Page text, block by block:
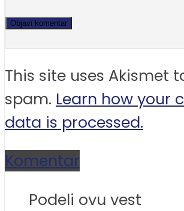
This site uses Akismet
spam. Learn how your
data is processed.
Komentar
Podeli ovu vest